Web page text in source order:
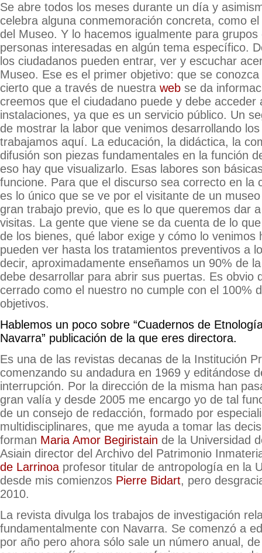
Se abre todos los meses durante un día y
celebra alguna conmemoración concreta, como
del Museo. Y lo hacemos igualmente para
personas interesadas en algún tema específico.
los ciudadanos pueden entrar, ver y escuchar
Museo. Ese es el primer objetivo: que se
cierto que a través de nuestra web se da
creemos que el ciudadano puede y debe acceder
instalaciones, ya que es un servicio público. Un
de mostrar la labor que venimos desarrollando
trabajamos aquí. La educación, la didáctica, la
difusión son piezas fundamentales en la función
eso hay que visualizarlo. Esas labores son
funcione. Para que el discurso sea correcto en
es lo único que se ve por el visitante de un
gran trabajo previo, que es lo que queremos dar
visitas. La gente que viene se da cuenta de lo
de los bienes, qué labor exige y cómo lo venimos
pueden ver hasta los tratamientos preventivos a
decir, aproximadamente enseñamos un 90% de
debe desarrollar para abrir sus puertas. Es obvio
cerrado como el nuestro no cumple con el 100%
objetivos.
Hablemos un poco sobre “Cuadernos de
Navarra” publicación de la que eres directora.
Es una de las revistas decanas de la Institución
comenzando su andadura en 1969 y editándose
interrupción. Por la dirección de la misma han
gran valía y desde 2005 me encargo yo de tal
de un consejo de redacción, formado por
multidisciplinares, que me ayuda a tomar las
forman Maria Amor Begiristain de la Universidad
Asiain director del Archivo del Patrimonio
de Larrinoa profesor titular de antropología en la
desde mis comienzos Pierre Bidart, pero
2010.
La revista divulga los trabajos de investigación
fundamentalmente con Navarra. Se comenzó a
por año pero ahora sólo sale un número anual,